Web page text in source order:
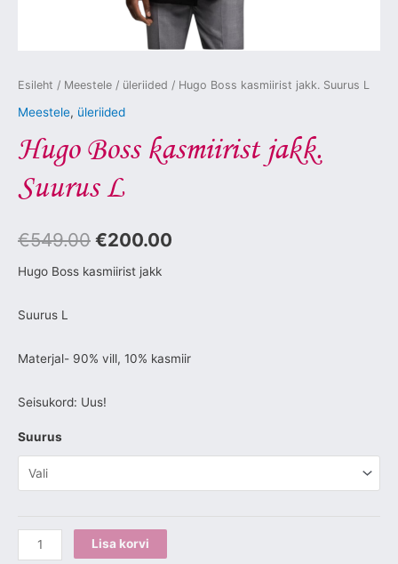
Esileht / Meestele / üleriided / Hugo Boss kasmiirist jakk. Suurus L
Meestele, üleriided
Hugo Boss kasmiirist jakk.
Suurus L
€549.00 €200.00
Hugo Boss kasmiirist jakk
Suurus L
Materjal- 90% vill, 10% kasmiir
Seisukord: Uus!
Suurus
Lisa korvi